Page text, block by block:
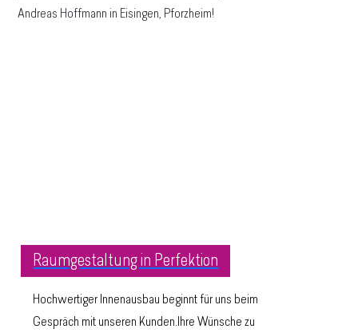
Andreas Hoffmann in Eisingen, Pforzheim!
Raumgestaltung in Perfektion
Hochwertiger Innenausbau beginnt für uns beim
Gespräch mit unseren Kunden.Ihre Wünsche zu